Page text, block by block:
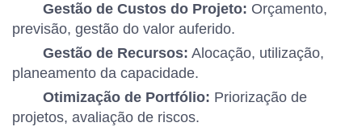
Gestão de Custos do Projeto: Orçamento,
previsão, gestão do valor auferido.
Gestão de Recursos: Alocação, utilização,
planeamento da capacidade.
Otimização de Portfólio: Priorização de
projetos, avaliação de riscos.